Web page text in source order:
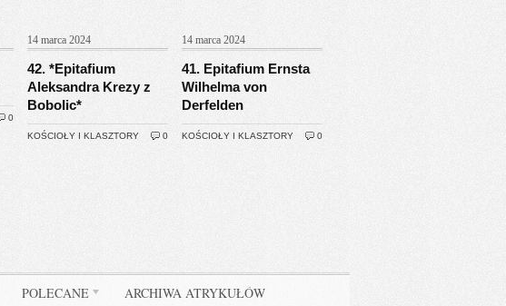
0
14 marca 2024
42. *Epitafium
Aleksandra Krezy z
Bobolic*
KOŚCIOŁY I KLASZTORY 0
14 marca 2024
41. Epitafium Ernsta
Wilhelma von
Derfelden
KOŚCIOŁY I KLASZTORY 0
POLECANE ARCHIWA ATRYKUŁÓW